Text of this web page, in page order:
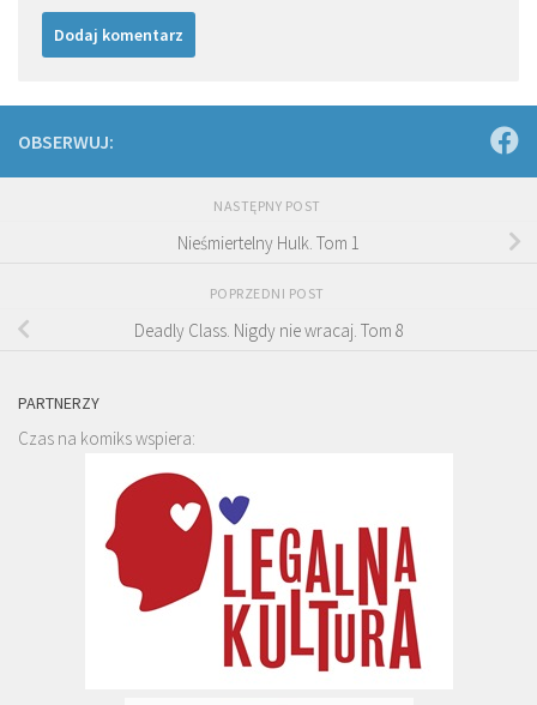
OBSERWUJ:
NASTĘPNY POST
Nieśmiertelny Hulk. Tom 1
POPRZEDNI POST
Deadly Class. Nigdy nie wracaj. Tom 8
PARTNERZY
Czas na komiks wspiera: